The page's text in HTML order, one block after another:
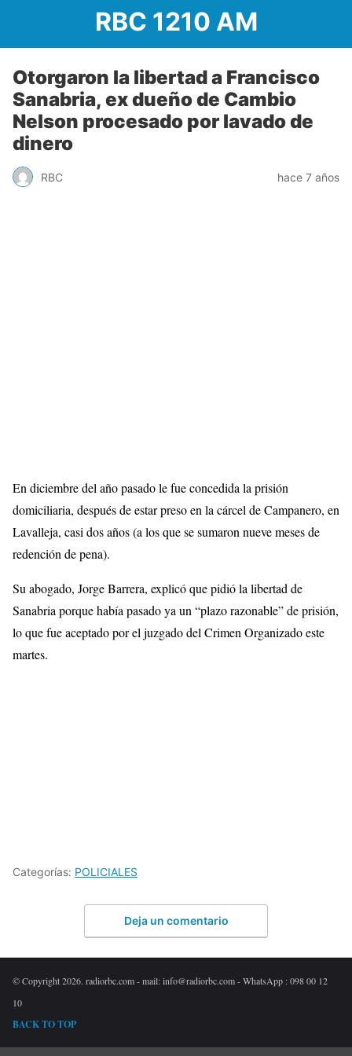
RBC 1210 AM
Otorgaron la libertad a Francisco
Sanabria, ex dueño de Cambio
Nelson procesado por lavado de
dinero
RBC hace 7 años
En diciembre del año pasado le fue concedida la prisión
domiciliaria, después de estar preso en la cárcel de Campanero, en
Lavalleja, casi dos años (a los que se sumaron nueve meses de
redención de pena).
Su abogado, Jorge Barrera, explicó que pidió la libertad de
Sanabria porque había pasado ya un “plazo razonable” de prisión,
lo que fue aceptado por el juzgado del Crimen Organizado este
martes.
Categorías: POLICIALES
Deja un comentario
© Copyright 2026. radiorbc.com - mail: info@radiorbc.com - WhatsApp : 098 00 12
10
BACK TO TOP